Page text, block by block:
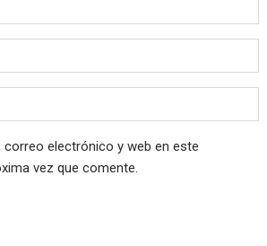
correo electrónico y web en este
vez que comente.